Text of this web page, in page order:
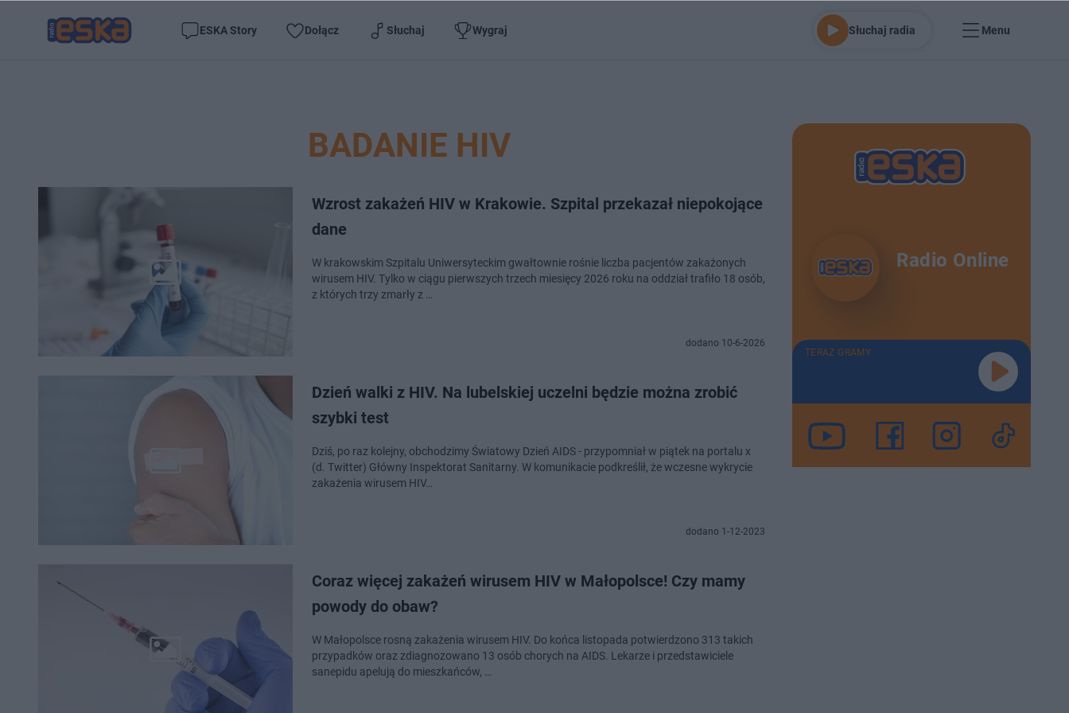
ESKA Story Dołącz Słuchaj Wygraj Słuchaj radia Menu
BADANIE HIV
Wzrost zakażeń HIV w Krakowie. Szpital przekazał niepokojące
dane
W krakowskim Szpitalu Uniwersyteckim gwałtownie rośnie liczba pacjentów zakażonych
wirusem HIV. Tylko w ciągu pierwszych trzech miesięcy 2026 roku na oddział trafiło 18 osób,
z których trzy zmarły z …
dodano 10-6-2026
Dzień walki z HIV. Na lubelskiej uczelni będzie można zrobić
szybki test
Dziś, po raz kolejny, obchodzimy Światowy Dzień AIDS - przypomniał w piątek na portalu x
(d. Twitter) Główny Inspektorat Sanitarny. W komunikacie podkreślił, że wczesne wykrycie
zakażenia wirusem HIV…
dodano 1-12-2023
Coraz więcej zakażeń wirusem HIV w Małopolsce! Czy mamy
powody do obaw?
W Małopolsce rosną zakażenia wirusem HIV. Do końca listopada potwierdzono 313 takich
przypadków oraz zdiagnozowano 13 osób chorych na AIDS. Lekarze i przedstawiciele
sanepidu apelują do mieszkańców, …
Radio Online
TERAZ GRAMY